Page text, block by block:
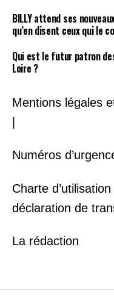
BILLY attend ses
qu’en disent ceux qui le
Qui est le futur patron
Loire ?
Mentions légales
Numéros
Charte
déclaration de
La rédaction